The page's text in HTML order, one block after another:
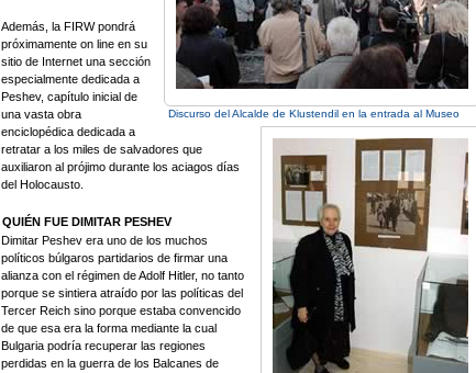
Discurso del Alcalde de Klustendil en la entrada al Museo
Además, la FIRW pondrá
próximamente on line en su
sitio de Internet una sección
especialmente dedicada a
Peshev, capítulo inicial de
una vasta obra
enciclopédica dedicada a
retratar a los miles de salvadores que
auxiliaron al prójimo durante los aciagos días
del Holocausto.
QUIÉN FUE DIMITAR PESHEV
Dimitar Peshev era uno de los muchos
políticos búlgaros partidarios de firmar una
alianza con el régimen de Adolf Hitler, no tanto
porque se sintiera atraído por las políticas del
Tercer Reich sino porque estaba convencido
de que esa era la forma mediante la cual
Bulgaria podría recuperar las regiones
perdidas en la guerra de los Balcanes de